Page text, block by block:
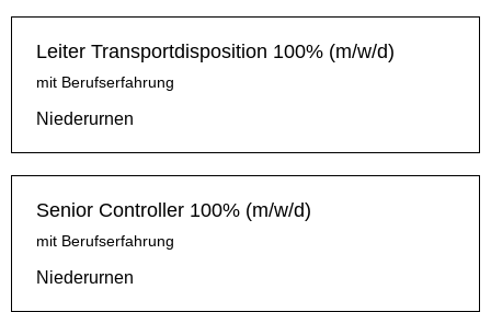
Leiter Transportdisposition 100% (m/w/d)
mit Berufserfahrung
Niederurnen
Senior Controller 100% (m/w/d)
mit Berufserfahrung
Niederurnen